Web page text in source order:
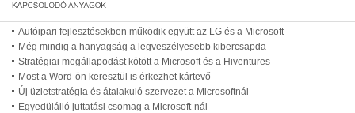
Autóipari fejlesztésekben működik együtt az LG és a Microsoft
Még mindig a hanyagság a legveszélyesebb kibercsapda
Stratégiai megállapodást kötött a Microsoft és a Hiventures
Most a Word-ön keresztül is érkezhet kártevő
Új üzletstratégia és átalakuló szervezet a Microsoftnál
Egyedülálló juttatási csomag a Microsoft-nál